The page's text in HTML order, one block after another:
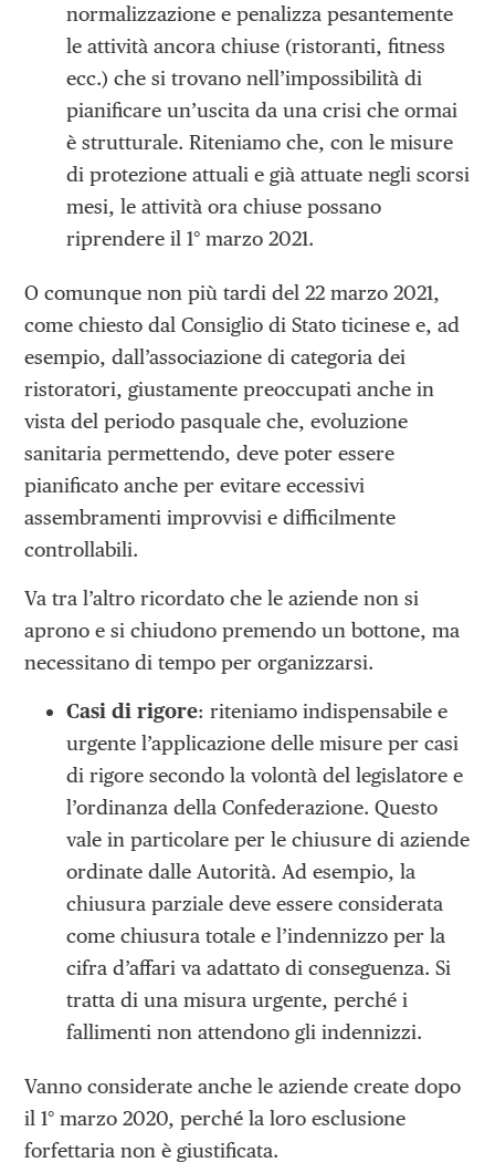
normalizzazione e penalizza pesantemente
le attività ancora chiuse (ristoranti, fitness
ecc.) che si trovano nell’impossibilità di
pianificare un’uscita da una crisi che ormai
è strutturale. Riteniamo che, con le misure
di protezione attuali e già attuate negli scorsi
mesi, le attività ora chiuse possano
riprendere il 1° marzo 2021.
O comunque non più tardi del 22 marzo 2021,
come chiesto dal Consiglio di Stato ticinese e, ad
esempio, dall’associazione di categoria dei
ristoratori, giustamente preoccupati anche in
vista del periodo pasquale che, evoluzione
sanitaria permettendo, deve poter essere
pianificato anche per evitare eccessivi
assembramenti improvvisi e difficilmente
controllabili.
Va tra l’altro ricordato che le aziende non si
aprono e si chiudono premendo un bottone, ma
necessitano di tempo per organizzarsi.
Casi di rigore: riteniamo indispensabile e
urgente l’applicazione delle misure per casi
di rigore secondo la volontà del legislatore e
l’ordinanza della Confederazione. Questo
vale in particolare per le chiusure di aziende
ordinate dalle Autorità. Ad esempio, la
chiusura parziale deve essere considerata
come chiusura totale e l’indennizzo per la
cifra d’affari va adattato di conseguenza. Si
tratta di una misura urgente, perché i
fallimenti non attendono gli indennizzi.
Vanno considerate anche le aziende create dopo
il 1° marzo 2020, perché la loro esclusione
forfettaria non è giustificata.